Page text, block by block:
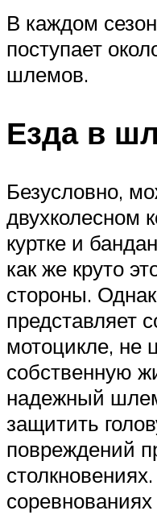
В каждом
поступает
шлемов.
Езда в
Безусловно,
двухколесном
куртке и
как же круто
стороны.
представляет
мотоцикле, не
собственную
надежный
защитить
повреждений